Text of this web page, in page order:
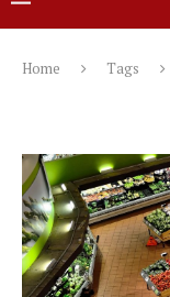
Home Tags